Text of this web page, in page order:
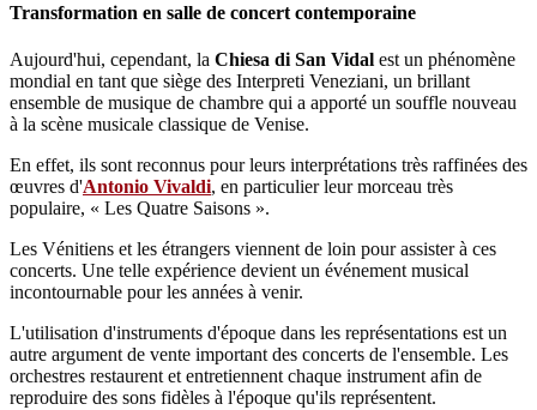
Transformation en salle de concert contemporaine
Aujourd'hui, cependant, la Chiesa di San Vidal est un phénomène
mondial en tant que siège des Interpreti Veneziani, un brillant
ensemble de musique de chambre qui a apporté un souffle nouveau
à la scène musicale classique de Venise.
En effet, ils sont reconnus pour leurs interprétations très raffinées des
œuvres d'Antonio Vivaldi, en particulier leur morceau très
populaire, « Les Quatre Saisons ».
Les Vénitiens et les étrangers viennent de loin pour assister à ces
concerts. Une telle expérience devient un événement musical
incontournable pour les années à venir.
L'utilisation d'instruments d'époque dans les représentations est un
autre argument de vente important des concerts de l'ensemble. Les
orchestres restaurent et entretiennent chaque instrument afin de
reproduire des sons fidèles à l'époque qu'ils représentent.